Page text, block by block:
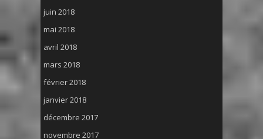
juin 2018
mai 2018
avril 2018
mars 2018
février 2018
janvier 2018
décembre 2017
novembre 2017